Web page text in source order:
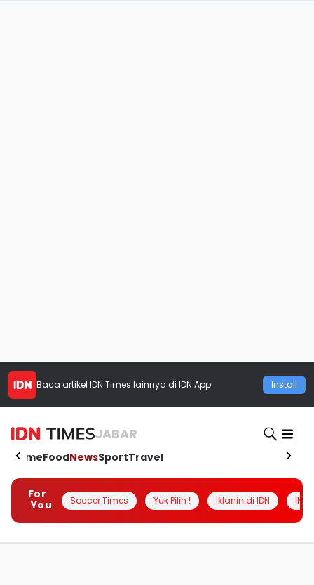
Baca artikel IDN Times lainnya di IDN App Install
JABAR
HomeFoodNewsSportTravel
For
You
Soccer Times Yuk Pilih ! Iklanin di IDN